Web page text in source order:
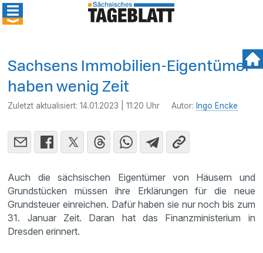
Sachsens Immobilien-Eigentümer
haben wenig Zeit
Zuletzt aktualisiert:14.01.2023 | 11:20 Uhr Autor: Ingo Encke
Auch die sächsischen Eigentümer von Häusern und
Grundstücken müssen ihre Erklärungen für die neue
Grundsteuer einreichen. Dafür haben sie nur noch bis zum
31. Januar Zeit. Daran hat das Finanzministerium in
Dresden erinnert.